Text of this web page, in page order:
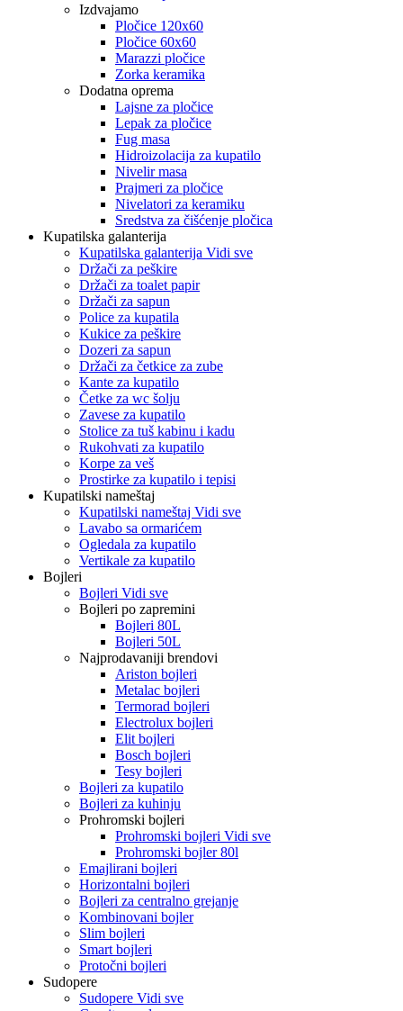
Izdvajamo
Pločice 120x60
Pločice 60x60
Marazzi pločice
Zorka keramika
Dodatna oprema
Lajsne za pločice
Lepak za pločice
Fug masa
Hidroizolacija za kupatilo
Nivelir masa
Prajmeri za pločice
Nivelatori za keramiku
Sredstva za čišćenje pločica
Kupatilska galanterija
Kupatilska galanterija Vidi sve
Držači za peškire
Držači za toalet papir
Držači za sapun
Police za kupatila
Kukice za peškire
Dozeri za sapun
Držači za četkice za zube
Kante za kupatilo
Četke za wc šolju
Zavese za kupatilo
Stolice za tuš kabinu i kadu
Rukohvati za kupatilo
Korpe za veš
Prostirke za kupatilo i tepisi
Kupatilski nameštaj
Kupatilski nameštaj Vidi sve
Lavabo sa ormarićem
Ogledala za kupatilo
Vertikale za kupatilo
Bojleri
Bojleri Vidi sve
Bojleri po zapremini
Bojleri 80L
Bojleri 50L
Najprodavaniji brendovi
Ariston bojleri
Metalac bojleri
Termorad bojleri
Electrolux bojleri
Elit bojleri
Bosch bojleri
Tesy bojleri
Bojleri za kupatilo
Bojleri za kuhinju
Prohromski bojleri
Prohromski bojleri Vidi sve
Prohromski bojler 80l
Emajlirani bojleri
Horizontalni bojleri
Bojleri za centralno grejanje
Kombinovani bojler
Slim bojleri
Smart bojleri
Protočni bojleri
Sudopere
Sudopere Vidi sve